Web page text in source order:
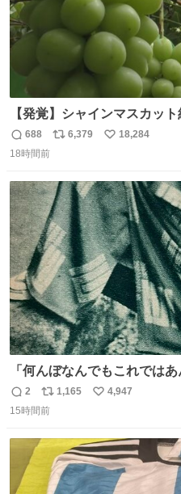
【発覚】シャインマスカッ
る 栃木・佐野市
に遭った果樹園には防犯カメ
今年に入って同様の被害は
ロールを強化する。
返
信
688
リ
ト
数
6,379
い
数
18,284
18時間前
「何んぼなんでもこれではあ
の立ち振る舞い指南コーナ
たない」という言葉を使わず
っていきたい… （昭和4年婦
返
信
2
リ
ポ
ト
数
1,165
い
数
4,947
15時間前